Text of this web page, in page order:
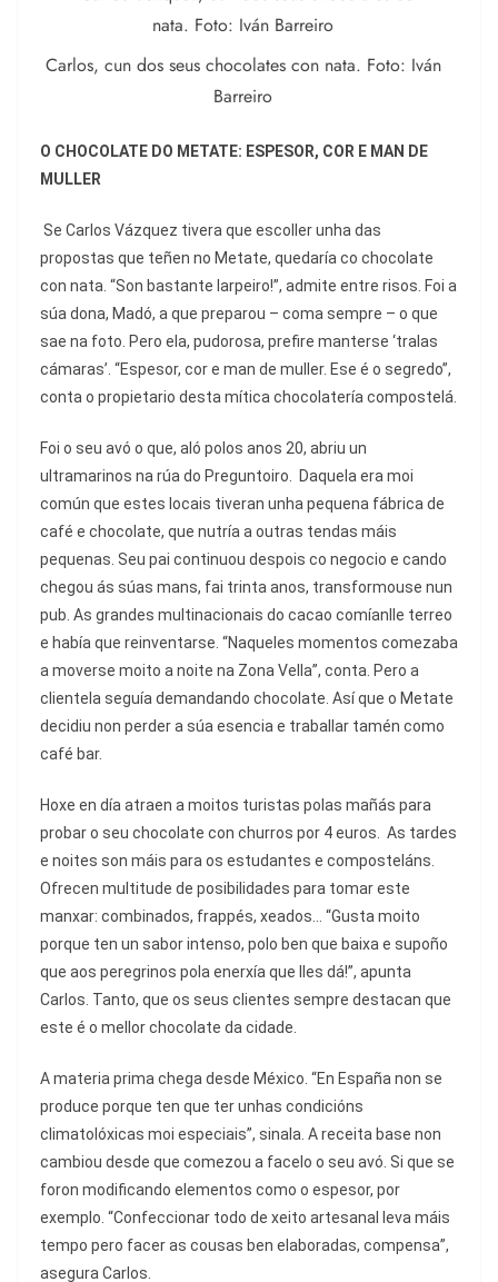
Carlos, cun dos seus chocolates con nata. Foto: Iván
Barreiro
O CHOCOLATE DO METATE: ESPESOR, COR E MAN DE
MULLER
Se Carlos Vázquez tivera que escoller unha das
propostas que teñen no Metate, quedaría co chocolate
con nata. “Son bastante larpeiro!”, admite entre risos. Foi a
súa dona, Madó, a que preparou – coma sempre – o que
sae na foto. Pero ela, pudorosa, prefire manterse ‘tralas
cámaras’. “Espesor, cor e man de muller. Ese é o segredo”,
conta o propietario desta mítica chocolatería compostelá.
Foi o seu avó o que, aló polos anos 20, abriu un
ultramarinos na rúa do Preguntoiro. Daquela era moi
común que estes locais tiveran unha pequena fábrica de
café e chocolate, que nutría a outras tendas máis
pequenas. Seu pai continuou despois co negocio e cando
chegou ás súas mans, fai trinta anos, transformouse nun
pub. As grandes multinacionais do cacao comíanlle terreo
e había que reinventarse. “Naqueles momentos comezaba
a moverse moito a noite na Zona Vella”, conta. Pero a
clientela seguía demandando chocolate. Así que o Metate
decidiu non perder a súa esencia e traballar tamén como
café bar.
Hoxe en día atraen a moitos turistas polas mañás para
probar o seu chocolate con churros por 4 euros. As tardes
e noites son máis para os estudantes e composteláns.
Ofrecen multitude de posibilidades para tomar este
manxar: combinados, frappés, xeados… “Gusta moito
porque ten un sabor intenso, polo ben que baixa e supoño
que aos peregrinos pola enerxía que lles dá!”, apunta
Carlos. Tanto, que os seus clientes sempre destacan que
este é o mellor chocolate da cidade.
A materia prima chega desde México. “En España non se
produce porque ten que ter unhas condicións
climatolóxicas moi especiais”, sinala. A receita base non
cambiou desde que comezou a facelo o seu avó. Si que se
foron modificando elementos como o espesor, por
exemplo. “Confeccionar todo de xeito artesanal leva máis
tempo pero facer as cousas ben elaboradas, compensa”,
asegura Carlos.